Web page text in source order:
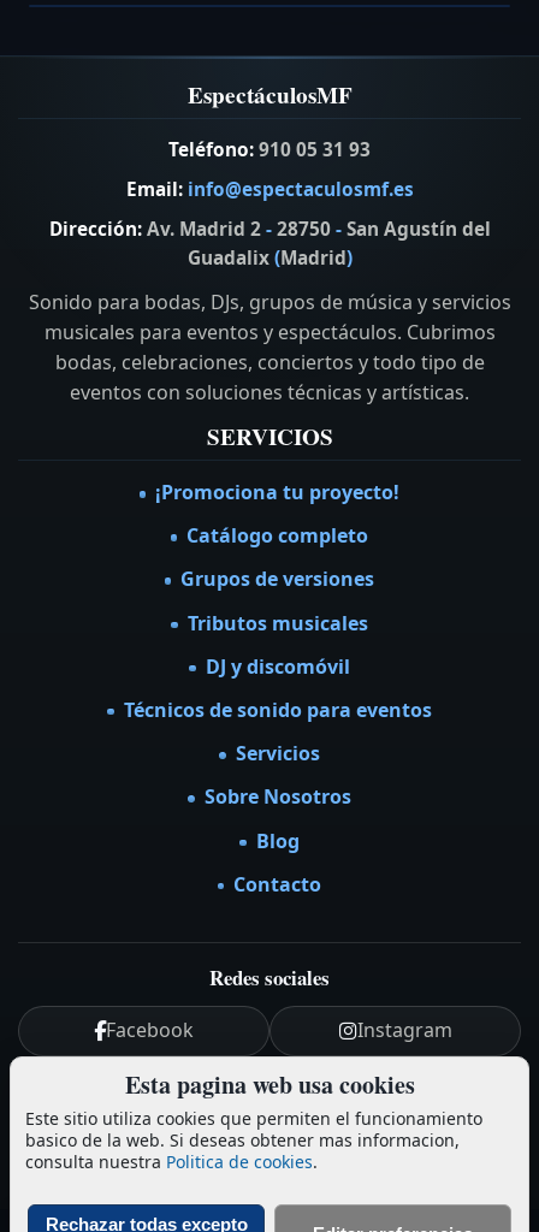
EspectáculosMF
Teléfono:910 05 31 93
Email: info@espectaculosmf.es
Dirección:Av. Madrid 2-28750-San Agustín del
Guadalix(Madrid)
Sonido para bodas, DJs, grupos de música y servicios
musicales para eventos y espectáculos. Cubrimos
bodas, celebraciones, conciertos y todo tipo de
eventos con soluciones técnicas y artísticas.
SERVICIOS
¡Promociona tu proyecto!
Catálogo completo
Grupos de versiones
Tributos musicales
DJ y discomóvil
Técnicos de sonido para eventos
Servicios
Sobre Nosotros
Blog
Contacto
Redes sociales
Facebook
Instagram
YouTube
LinkedIn
Aviso legal y Política de Privacidad -Cookies
Esta pagina web usa cookies
Este sitio utiliza cookies que permiten el funcionamiento
basico de la web. Si deseas obtener mas informacion,
consulta nuestra Politica de cookies.
Rechazar todas excepto